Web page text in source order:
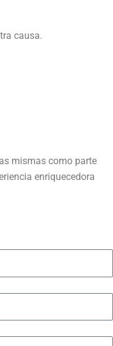
causa.
mismas como parte
enriquecedora